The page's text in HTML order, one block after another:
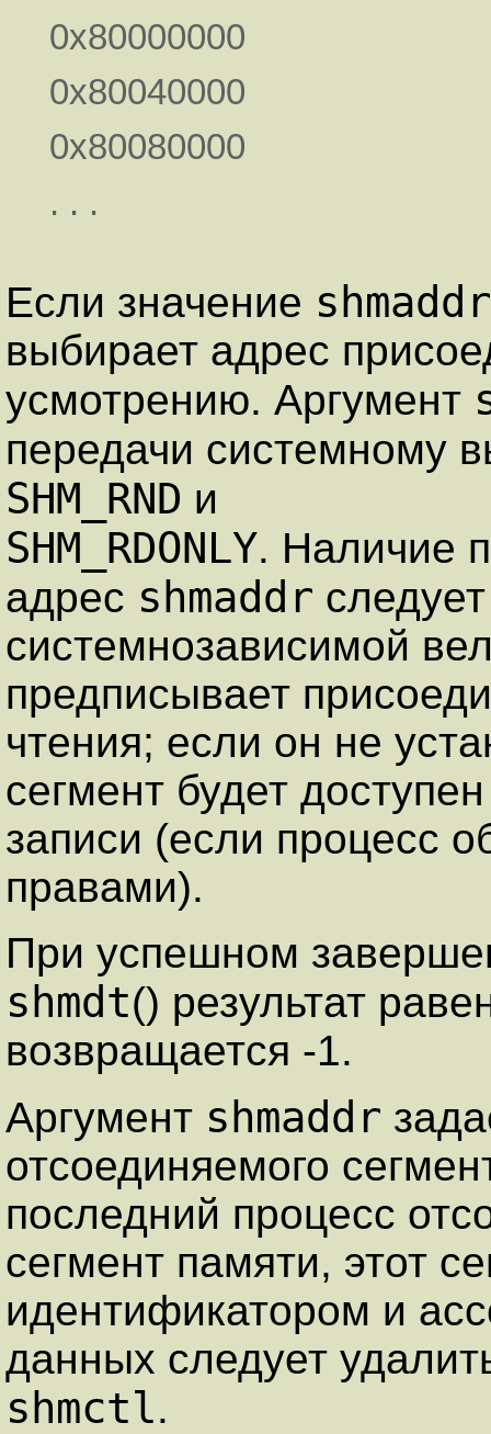
0x80000000
0x80040000
0x80080000
. . .
Если значение shmaddr
выбирает адрес
усмотрению. Аргумент
передачи системному
SHM_RND и
SHM_RDONLY. Наличие
адрес shmaddr
системнозависимой
предписывает
чтения; если он не
сегмент будет
записи (если процесс
правами).
При успешном
shmdt() результат
возвращается -1.
Аргумент shmaddr
отсоединяемого
последний процесс
сегмент памяти, этот
идентификатором и
данных следует
shmctl.